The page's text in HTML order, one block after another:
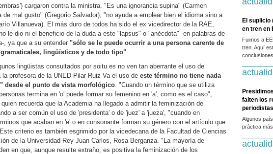
cargaron contra la ministra. "Es una ignorancia supina" (Carmen
de mal gusto" (Gregorio Salvador); "no ayuda a emplear bien el idioma sino a
Villanueva). El más duro de todos ha sido el ex vicedirector de la RAE,
le dio ni el beneficio de la duda a este "lapsus" o "anécdota" -en palabras de
, ya que a su entender "sólo se le puede ocurrir a una persona carente de
lingüísticos y de todo tipo".
lingüistas consultados por soitu.es no ven tan aberrante el uso de
la profesora de la UNED Pilar Ruiz-Va el uso de este término no tiene nada
desde el punto de vista morfológico. "Cuando un término que se utiliza
termina en 'o' puede formar su femenino en 'a', como es el caso",
recuerda que la Academia ha llegado a admitir la feminización de
a ser común el uso de 'presidenta' o de 'juez' a 'jueza', "cuando en
que acaban en 'e' o en consonante forman su género con el artículo que
criterio es también esgrimido por la vicedecana de la Facultad de Ciencias
de la Universidad Rey Juan Carlos, Rosa Berganza. "La mayoría de
en que, aunque resulte extraño, es positiva la feminización de los
El suplicio
en tren en
Fuimos a
tren. Aquí
falten los
periodistas
Algunos
práctica